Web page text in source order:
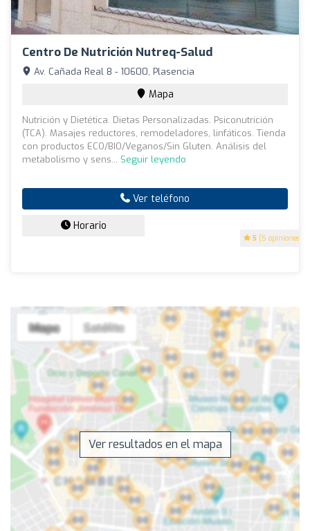
Centro De Nutrición Nutreq-Salud
5 (5 opiniones)
Av. Cañada Real 8 - 10600, Plasencia
Mapa
Nutrición y Dietética. Dietas Personalizadas. Psiconutrición
(TCA). Masajes reductores, remodeladores, linfáticos. Tienda
con productos ECO/BIO/Veganos/Sin Gluten. Análisis del
metabolismo y sens... Seguir leyendo
Ver teléfono
Horario
Ver resultados en el mapa